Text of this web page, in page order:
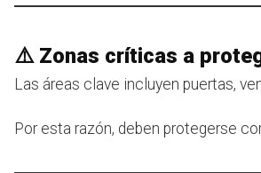
⚠️ Zonas críticas a
Las áreas clave incluyen puertas,
Por esta razón, deben protegerse